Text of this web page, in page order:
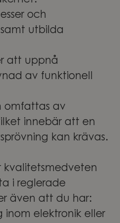
och
utbilda
att uppnå
av funktionell
omfattas av
innebär att en
kan krävas.
kvalitetsmedveten
i reglerade
även att du har:
inom elektronik eller